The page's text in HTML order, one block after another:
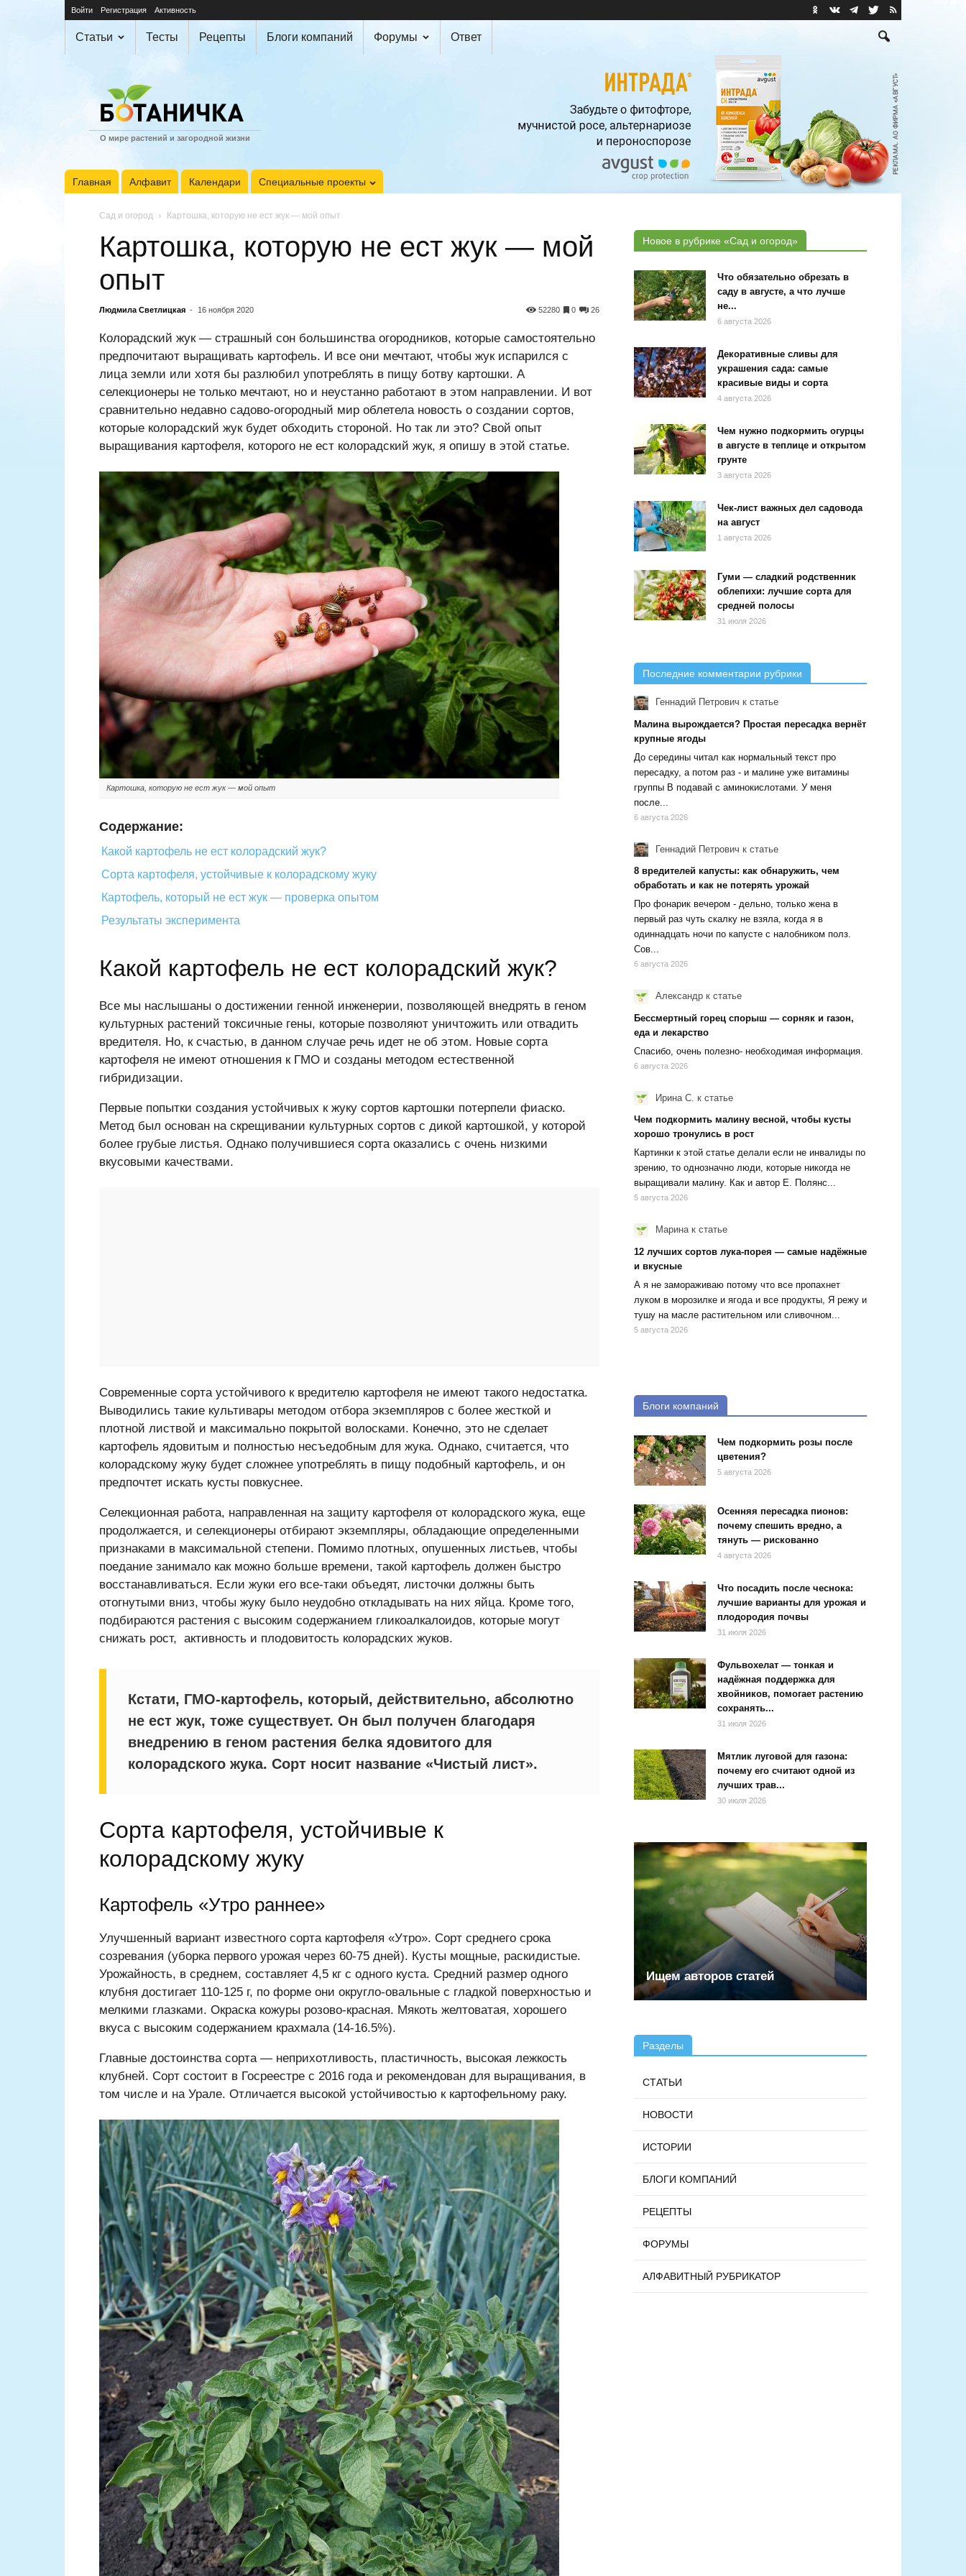
Войти Регистрация Активность
Статьи Тесты Рецепты Блоги компаний Форумы Ответ
О мире растений и загородной жизни
Главная Алфавит Календари Специальные проекты
Сад и огород Картошка, которую не ест жук — мой опыт
Картошка, которую не ест жук — мой
опыт
Людмила Светлицкая - 16 ноября 2020 26
0
52280
Колорадский жук — страшный сон большинства огородников, которые самостоятельно
предпочитают выращивать картофель. И все они мечтают, чтобы жук испарился с
лица земли или хотя бы разлюбил употреблять в пищу ботву картошки. А
селекционеры не только мечтают, но и неустанно работают в этом направлении. И вот
сравнительно недавно садово-огородный мир облетела новость о создании сортов,
которые колорадский жук будет обходить стороной. Но так ли это? Свой опыт
выращивания картофеля, которого не ест колорадский жук, я опишу в этой статье.
Картошка, которую не ест жук — мой опыт
Содержание:
Какой картофель не ест колорадский жук?
Сорта картофеля, устойчивые к колорадскому жуку
Картофель, который не ест жук — проверка опытом
Результаты эксперимента
Какой картофель не ест колорадский жук?
Все мы наслышаны о достижении генной инженерии, позволяющей внедрять в геном
культурных растений токсичные гены, которые позволяют уничтожить или отвадить
вредителя. Но, к счастью, в данном случае речь идет не об этом. Новые сорта
картофеля не имеют отношения к ГМО и созданы методом естественной
гибридизации.
Первые попытки создания устойчивых к жуку сортов картошки потерпели фиаско.
Метод был основан на скрещивании культурных сортов с дикой картошкой, у которой
более грубые листья. Однако получившиеся сорта оказались с очень низкими
вкусовыми качествами.
Современные сорта устойчивого к вредителю картофеля не имеют такого недостатка.
Выводились такие культивары методом отбора экземпляров с более жесткой и
плотной листвой и максимально покрытой волосками. Конечно, это не сделает
картофель ядовитым и полностью несъедобным для жука. Однако, считается, что
колорадскому жуку будет сложнее употреблять в пищу подобный картофель, и он
предпочтет искать кусты повкуснее.
Селекционная работа, направленная на защиту картофеля от колорадского жука, еще
продолжается, и селекционеры отбирают экземпляры, обладающие определенными
признаками в максимальной степени. Помимо плотных, опушенных листьев, чтобы
поедание занимало как можно больше времени, такой картофель должен быстро
восстанавливаться. Если жуки его все-таки объедят, листочки должны быть
отогнутыми вниз, чтобы жуку было неудобно откладывать на них яйца. Кроме того,
подбираются растения с высоким содержанием гликоалкалоидов, которые могут
снижать рост, активность и плодовитость колорадских жуков.
Кстати, ГМО-картофель, который, действительно, абсолютно
не ест жук, тоже существует. Он был получен благодаря
внедрению в геном растения белка ядовитого для
колорадского жука. Сорт носит название «Чистый лист».
Сорта картофеля, устойчивые к
колорадскому жуку
Картофель «Утро раннее»
Улучшенный вариант известного сорта картофеля «Утро». Сорт среднего срока
созревания (уборка первого урожая через 60-75 дней). Кусты мощные, раскидистые.
Урожайность, в среднем, составляет 4,5 кг с одного куста. Средний размер одного
клубня достигает 110-125 г, по форме они округло-овальные с гладкой поверхностью и
мелкими глазками. Окраска кожуры розово-красная. Мякоть желтоватая, хорошего
вкуса с высоким содержанием крахмала (14-16.5%).
Главные достоинства сорта — неприхотливость, пластичность, высокая лежкость
клубней. Сорт состоит в Госреестре с 2016 года и рекомендован для выращивания, в
том числе и на Урале. Отличается высокой устойчивостью к картофельному раку.
Новое в рубрике «Сад и огород»
Что обязательно обрезать в
саду в августе, а что лучше
не...
6 августа 2026
Декоративные сливы для
украшения сада: самые
красивые виды и сорта
4 августа 2026
Чем нужно подкормить огурцы
в августе в теплице и открытом
грунте
3 августа 2026
Чек-лист важных дел садовода
на август
1 августа 2026
Гуми — сладкий родственник
облепихи: лучшие сорта для
средней полосы
31 июля 2026
Последние комментарии рубрики
Геннадий Петрович к статье
Малина вырождается? Простая пересадка вернёт
крупные ягоды
До середины читал как нормальный текст про
пересадку, а потом раз - и малине уже витамины
группы В подавай с аминокислотами. У меня
после...
6 августа 2026
Геннадий Петрович к статье
8 вредителей капусты: как обнаружить, чем
обработать и как не потерять урожай
Про фонарик вечером - дельно, только жена в
первый раз чуть скалку не взяла, когда я в
одиннадцать ночи по капусте с налобником полз.
Сов...
6 августа 2026
Александр к статье
Бессмертный горец спорыш — сорняк и газон,
еда и лекарство
Спасибо, очень полезно- необходимая информация.
6 августа 2026
Ирина С. к статье
Чем подкормить малину весной, чтобы кусты
хорошо тронулись в рост
Картинки к этой статье делали если не инвалиды по
зрению, то однозначно люди, которые никогда не
выращивали малину. Как и автор Е. Полянс...
5 августа 2026
Маринак статье
12 лучших сортов лука-порея — самые надёжные
и вкусные
А я не замораживаю потому что все пропахнет
луком в морозилке и ягода и все продукты, Я режу и
тушу на масле растительном или сливочном...
5 августа 2026
Блоги компаний
Чем подкормить розы после
цветения?
5 августа 2026
Осенняя пересадка пионов:
почему спешить вредно, а
тянуть — рискованно
4 августа 2026
Что посадить после чеснока:
лучшие варианты для урожая и
плодородия почвы
31 июля 2026
Фульвохелат — тонкая и
надёжная поддержка для
хвойников, помогает растению
сохранять...
31 июля 2026
Мятлик луговой для газона:
почему его считают одной из
лучших трав...
30 июля 2026
Ищем авторов статей
Разделы
СТАТЬИ
НОВОСТИ
ИСТОРИИ
БЛОГИ КОМПАНИЙ
РЕЦЕПТЫ
ФОРУМЫ
АЛФАВИТНЫЙ РУБРИКАТОР